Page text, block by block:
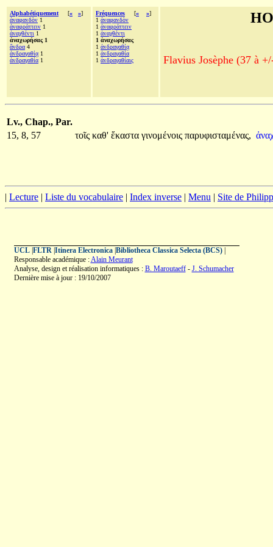
Alphabétiquement [« »]
ἀναφανδὸν 1
ἀναφράττειν 1
ἀναχθέντι 1
ἀναχωρήσας 1
ἄνδρα 4
ἀνδραγαθίᾳ 1
ἀνδραγαθία 1
Fréquences [« »]
1 ἀναφανδὸν
1 ἀναφράττειν
1 ἀναχθέντι
1 ἀναχωρήσας
1 ἀνδραγαθίᾳ
1 ἀνδραγαθία
1 ἀνδραγαθίαις Flavius Josèphe (37 à
Lv., Chap., Par.
15, 8, 57
τοῖς καθ' ἕκαστα γινομένοις παρυφισταμένας,
| Lecture | Liste du vocabulaire | Index inverse | Menu | Site de
UCL| FLTR| Itinera Electronica| Bibliotheca Classica Selecta (BCS)|
Responsable académique :Alain Meurant
Analyse, design et réalisation informatiques : B. Maroutaeff- J. Schumacher
Dernière mise à jour : 19/10/2007